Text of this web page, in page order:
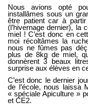
Nous avions opté
installâmes sous un
être patient car à
(l’hivernage dernier), la
miel ! C’est donc en
moi récoltâmes la
nous ne fûmes pas
plus de 8kg de miel,
donnèrent 3 beaux
surprise aux élèves en
C’est donc le dernier
de l’école, nous laissa
« spéciale Apiculture »
et CE2.